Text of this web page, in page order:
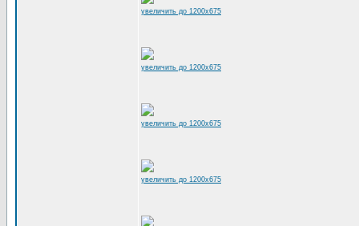
увеличить до 1200x675
увеличить до 1200x675
увеличить до 1200x675
увеличить до 1200x675